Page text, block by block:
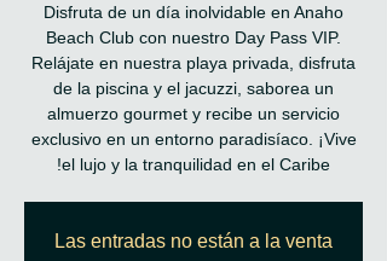
Disfruta de un día inolvidable en Anaho
Beach Club con nuestro Day Pass VIP.
Relájate en nuestra playa privada, disfruta
de la piscina y el jacuzzi, saborea un
almuerzo gourmet y recibe un servicio
exclusivo en un entorno paradisíaco. ¡Vive
el lujo y la tranquilidad en el Caribe!
Las entradas no están a la venta